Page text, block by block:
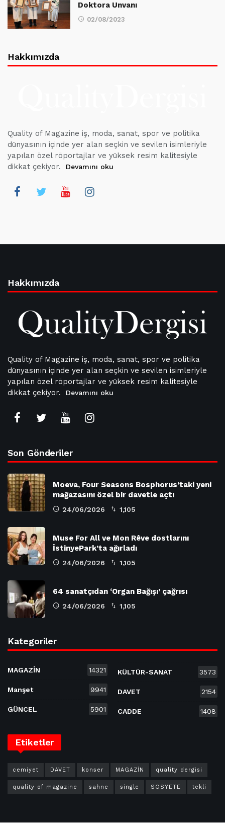
Doktora Unvanı
02/08/2023
Hakkımızda
Quality of Magazine iş, moda, sanat, spor ve politika
dünyasının içinde yer alan seçkin ve sevilen isimleriyle
yapılan özel röportajlar ve yüksek resim kalitesiyle
dikkat çekiyor.
Devamını oku
Hakkımızda
Quality of Magazine iş, moda, sanat, spor ve politika
dünyasının içinde yer alan seçkin ve sevilen isimleriyle
yapılan özel röportajlar ve yüksek resim kalitesiyle
dikkat çekiyor.
Devamını oku
Son Gönderiler
Moeva, Four Seasons Bosphorus’taki yeni
mağazasını özel bir davetle açtı
24/06/2026 1,105
Muse For All ve Mon Rêve dostlarını
İstinyePark’ta ağırladı
24/06/2026 1,105
64 sanatçıdan ‘Organ Bağışı’ çağrısı
24/06/2026 1,105
Kategoriler
MAGAZİN 14321
Manşet 9941
GÜNCEL 5901
KÜLTÜR-SANAT 3573
DAVET 2154
CADDE 1408
Etiketler
cemiyet DAVET konser MAGAZİN quality dergisi
quality of magazine sahne single SOSYETE tekli